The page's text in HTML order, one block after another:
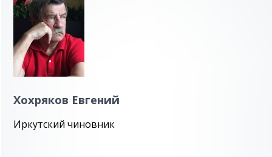
Хохряков Евгений
Иркутский чиновник